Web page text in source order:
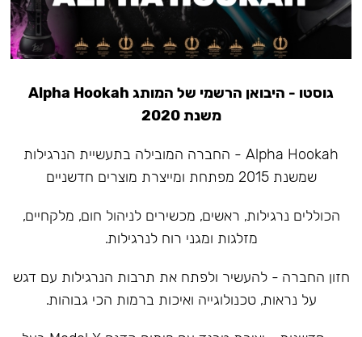
גוסטו - היבואן הרשמי של המותג Alpha Hookah
משנת 2020
Alpha Hookah - החברה המובילה בתעשיית הנרגילות
שמשנת 2015 מפתחת ומייצרת מוצרים חדשניים
הכוללים נרגילות, ראשים, מכשירים לניהול חום, מלקחיים,
מזלגות ומגני רוח לנרגילות.
חזון החברה - להעשיר ולפתח את תרבות הנרגילות עם דגש
על נראות, טכנולוגייה ואיכות ברמות הכי גבוהות.